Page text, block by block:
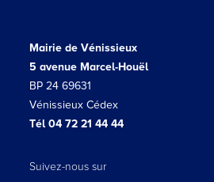
Mairie de Vénissieux
5 avenue Marcel-Houël
BP 24 69631
Vénissieux Cédex
Tél 04 72 21 44 44
Suivez-nous sur